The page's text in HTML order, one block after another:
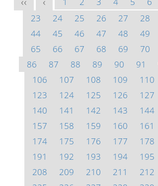
<< <
23
24 25 26 27 28
44
45 46 47 48 49
65
66 67 68 69 70
86
87 88 89 90 91
106
107 108 109 110
123
124 125 126 127
140
141 142 143 144
157
158 159 160 161
174
175 176 177 178
191
192 193 194 195
208
209 210 211 212